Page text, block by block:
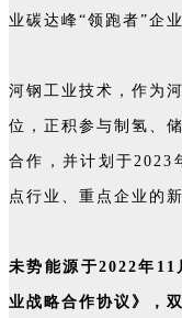
业碳达峰“领跑者”企业
河钢工业技术，作为
位，正积参与制氢、
合作，并计划于2023
点行业、重点企业的
未势能源于2022年
业战略合作协议》，